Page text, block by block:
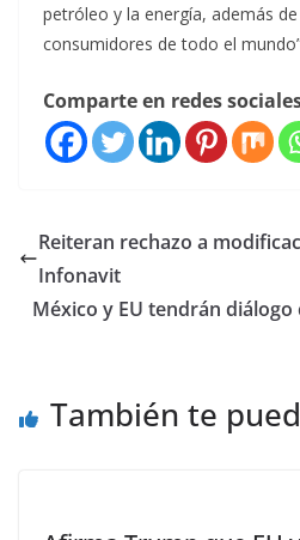
petróleo y la energía, además
consumidores de todo el
Comparte en redes
Reiteran rechazo a
Infonavit
México y EU tendrán
También te